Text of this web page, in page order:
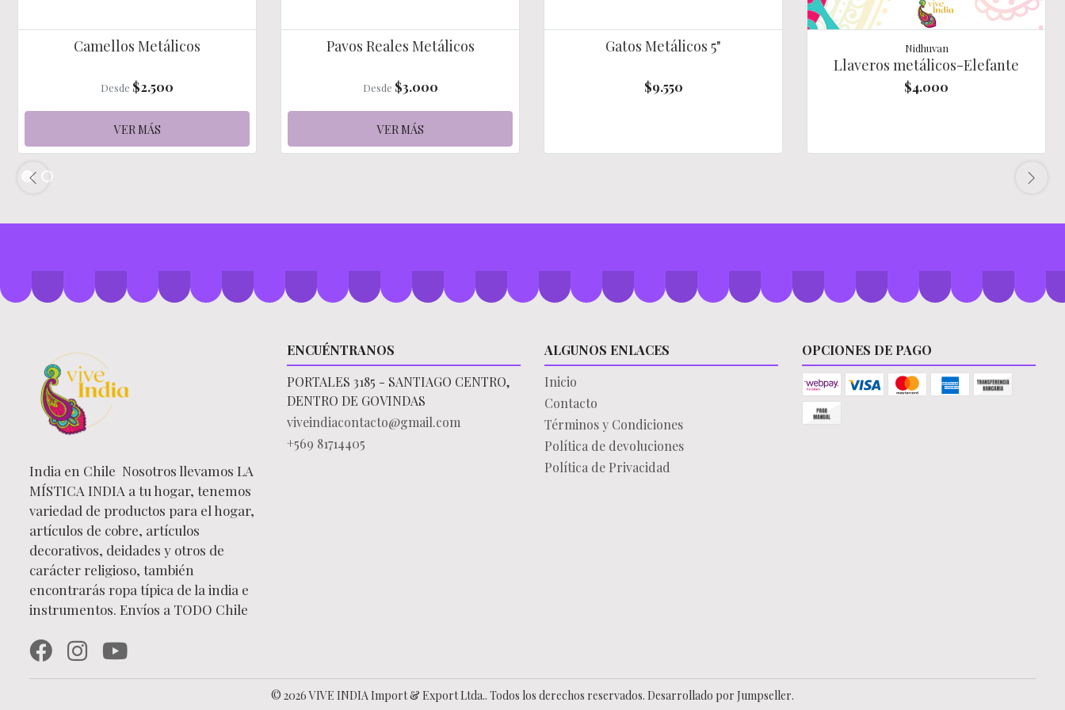
Camellos Metálicos
Desde $2.500
VER MÁS
Pavos Reales Metálicos
Desde $3.000
VER MÁS
Gatos Metálicos 5"
$9.550
Nidhuvan
Llaveros metálicos-Elefante
$4.000
India en Chile Nosotros llevamos LA
MÍSTICA INDIA a tu hogar, tenemos
variedad de productos para el hogar,
artículos de cobre, artículos
decorativos, deidades y otros de
carácter religioso, también
encontrarás ropa típica de la india e
instrumentos. Envíos a TODO Chile
ENCUÉNTRANOS
PORTALES 3185 - SANTIAGO CENTRO,
DENTRO DE GOVINDAS
viveindiacontacto@gmail.com
+569 81714405
ALGUNOS ENLACES
Inicio
Contacto
Términos y Condiciones
Política de devoluciones
Política de Privacidad
OPCIONES DE PAGO
© 2026 VIVE INDIA Import & Export Ltda.. Todos los derechos reservados. Desarrollado por Jumpseller.